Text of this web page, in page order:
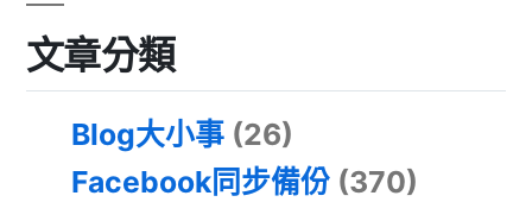
文章分類
Blog大小事 (26)
Facebook同步備份 (370)